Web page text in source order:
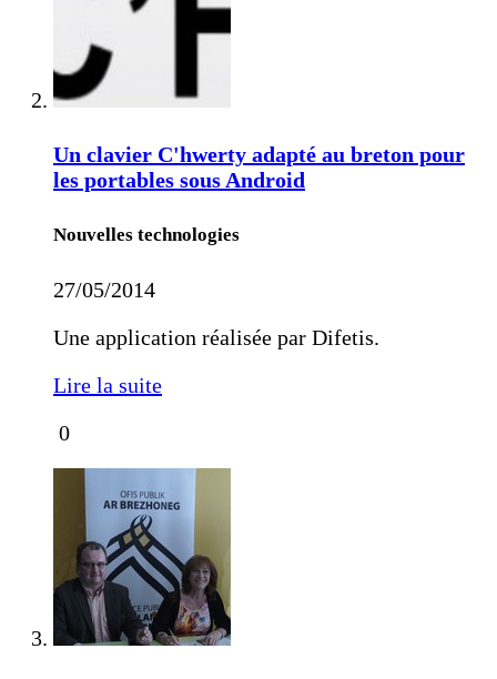
Un clavier C'hwerty adapté au breton pour
les portables sous Android
Nouvelles technologies
27/05/2014
Une application réalisée par Difetis.
Lire la suite
0